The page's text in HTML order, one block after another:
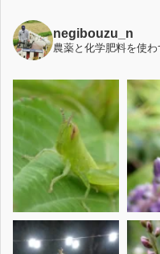
negibouzu_n
農薬と化学肥料を使わ